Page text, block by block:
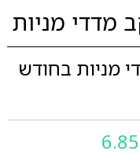
מדדי מניות
מניות בחודש